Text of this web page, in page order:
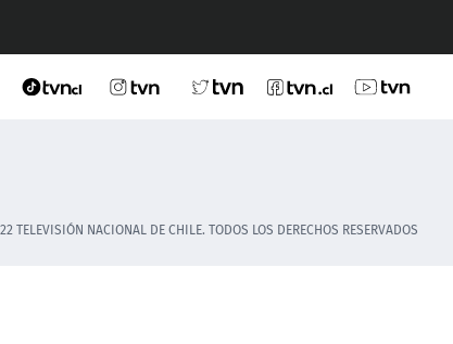
TELEVISIÓN NACIONAL DE CHILE. TODOS LOS DERECHOS RESERVADOS